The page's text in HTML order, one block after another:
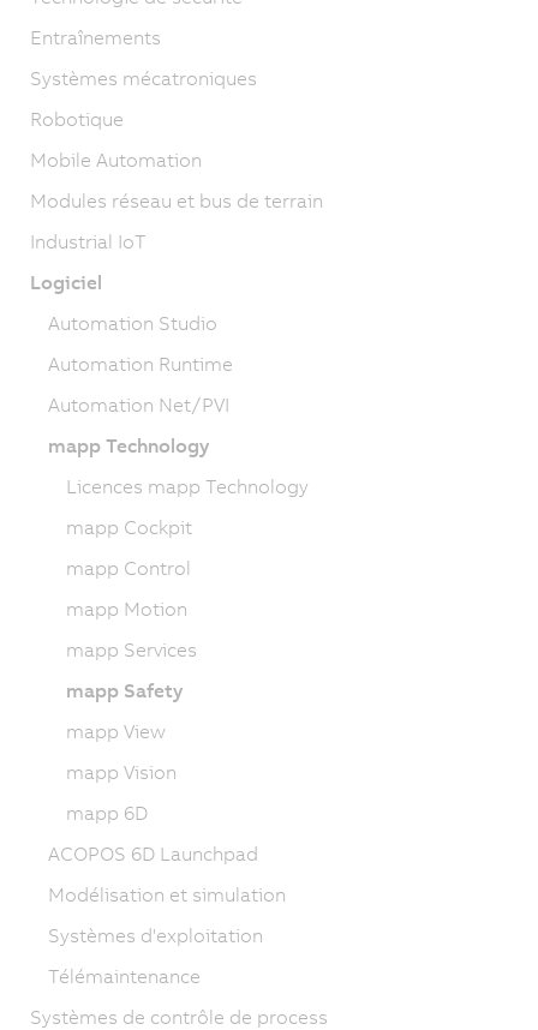
Entraînements
Systèmes mécatroniques
Robotique
Mobile Automation
Modules réseau et bus de terrain
Industrial IoT
Logiciel
Automation Studio
Automation Runtime
Automation Net/PVI
mapp Technology
Licences mapp Technology
mapp Cockpit
mapp Control
mapp Motion
mapp Services
mapp Safety
mapp View
mapp Vision
mapp 6D
ACOPOS 6D Launchpad
Modélisation et simulation
Systèmes d'exploitation
Télémaintenance
Systèmes de contrôle de process